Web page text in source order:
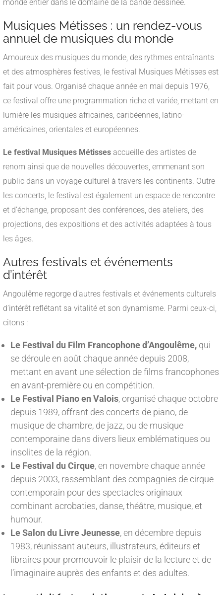
monde entier dans le domaine de la bande dessinée.
Musiques Métisses : un rendez-vous
annuel de musiques du monde
Amoureux des musiques du monde, des rythmes entraînants
et des atmosphères festives, le festival Musiques Métisses est
fait pour vous. Organisé chaque année en mai depuis 1976,
ce festival offre une programmation riche et variée, mettant en
lumière les musiques africaines, caribéennes, latino-
américaines, orientales et européennes.
Le festival Musiques Métisses accueille des artistes de
renom ainsi que de nouvelles découvertes, emmenant son
public dans un voyage culturel à travers les continents. Outre
les concerts, le festival est également un espace de rencontre
et d’échange, proposant des conférences, des ateliers, des
projections, des expositions et des activités adaptées à tous
les âges.
Autres festivals et événements
d’intérêt
Angoulême regorge d’autres festivals et événements culturels
d’intérêt reflétant sa vitalité et son dynamisme. Parmi ceux-ci,
citons :
Le Festival du Film Francophone d’Angoulême, qui
se déroule en août chaque année depuis 2008,
mettant en avant une sélection de films francophones
en avant-première ou en compétition.
Le Festival Piano en Valois, organisé chaque octobre
depuis 1989, offrant des concerts de piano, de
musique de chambre, de jazz, ou de musique
contemporaine dans divers lieux emblématiques ou
insolites de la région.
Le Festival du Cirque, en novembre chaque année
depuis 2003, rassemblant des compagnies de cirque
contemporain pour des spectacles originaux
combinant acrobaties, danse, théâtre, musique, et
humour.
Le Salon du Livre Jeunesse, en décembre depuis
1983, réunissant auteurs, illustrateurs, éditeurs et
libraires pour promouvoir le plaisir de la lecture et de
l’imaginaire auprès des enfants et des adultes.